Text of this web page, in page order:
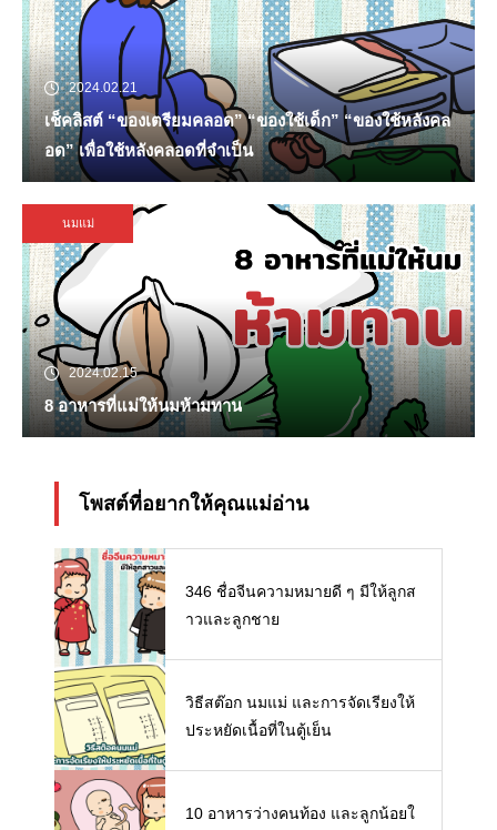
2024.02.21
เช็คลิสต์ “ของเตรียมคลอด” “ของใช้เด็ก” “ของใช้หลังคล
อด” เพื่อใช้หลังคลอดที่จำเป็น
นมแม่
2024.02.15
8 อาหารที่แม่ให้นมห้ามทาน
โพสต์ที่อยากให้คุณแม่อ่าน
346 ชื่อจีนความหมายดี ๆ มีให้ลูกส
าวและลูกชาย
วิธีสต๊อก นมแม่ และการจัดเรียงให้
ประหยัดเนื้อที่ในตู้เย็น
10 อาหารว่างคนท้อง และลูกน้อยใ